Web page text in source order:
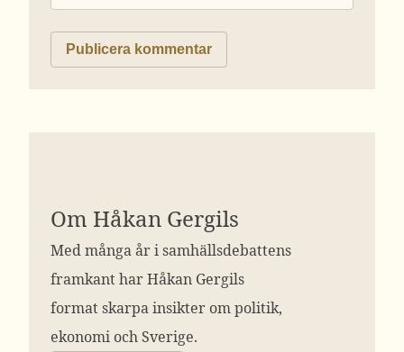
Om Håkan Gergils
Med många år i samhällsdebattens
framkant har Håkan Gergils
format skarpa insikter om politik,
ekonomi och Sverige.